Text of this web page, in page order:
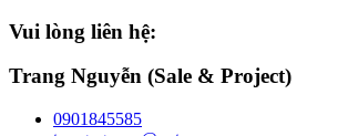
Vui lòng liên hệ:
Trang Nguyễn (Sale & Project)
0901845585